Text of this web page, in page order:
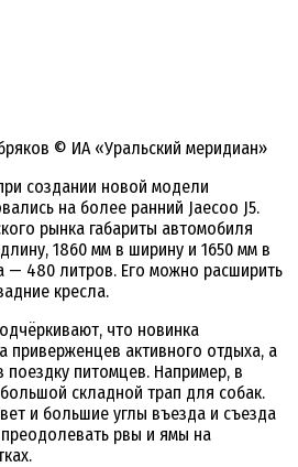
© ИА «Уральский меридиан»
создании новой модели
на более ранний Jaecoo J5.
рынка габариты автомобиля
1860 мм в ширину и 1650 мм в
— 480 литров. Его можно расширить
кресла.
что новинка
приверженцев активного отдыха, а
поездку питомцев. Например, в
складной трап для собак.
и большие углы въезда и съезда
рвы и ямы на